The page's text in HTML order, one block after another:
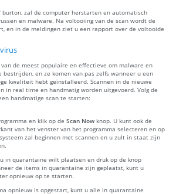
burton, zal de computer herstarten en automatisch
en malware. Na voltooiing van de scan wordt de
en in de meldingen ziet u een rapport over de voltooide
de meest populaire en effectieve om malware en
bestrijden, en ze komen van pas zelfs wanneer u een
kwaliteit hebt geïnstalleerd. Scannen in de nieuwe
in real time en handmatig worden uitgevoerd. Volg de
handmatige scan te starten:
en klik op de Scan Now knop. U kunt ook de
van het venster van het programma selecteren en op
zal beginnen met scannen en u zult in staat zijn
in quarantaine wilt plaatsen en druk op de knop
de items in quarantaine zijn geplaatst, kunt u
opnieuw op te starten.
opnieuw is opgestart, kunt u alle in quarantaine